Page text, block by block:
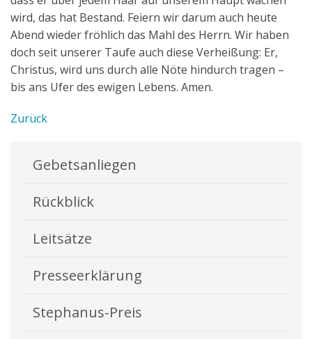
wird, das hat Bestand. Feiern wir darum auch heute
Abend wieder fröhlich das Mahl des Herrn. Wir haben
doch seit unserer Taufe auch diese Verheißung: Er,
Christus, wird uns durch alle Nöte hindurch tragen –
bis ans Ufer des ewigen Lebens. Amen.
Zurück
Gebetsanliegen
Rückblick
Leitsätze
Presseerklärung
Stephanus-Preis